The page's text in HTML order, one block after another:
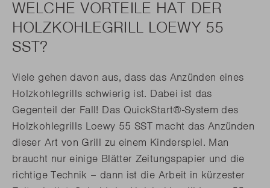
WELCHE VORTEILE HAT DER
HOLZKOHLEGRILL LOEWY 55
SST?
Viele gehen davon aus, dass das Anzünden eines
Holzkohlegrills schwierig ist. Dabei ist das
Gegenteil der Fall! Das QuickStart®-System des
Holzkohlegrills Loewy 55 SST macht das Anzünden
dieser Art von Grill zu einem Kinderspiel. Man
braucht nur einige Blätter Zeitungspapier und die
richtige Technik – dann ist die Arbeit in kürzester